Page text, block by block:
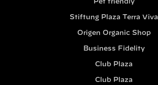
Pet friendly
Stiftung Plaza Terra Viva
Origen Organic Shop
Business Fidelity
Club Plaza
Club Plaza